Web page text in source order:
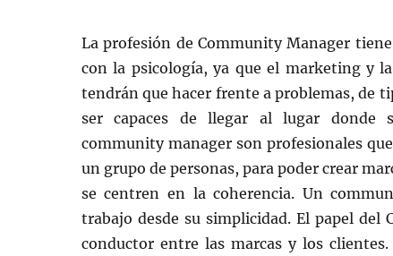
La profesión de Community Manager
con la psicología, ya que el marketing y
tendrán que hacer frente a problemas, de
ser capaces de llegar al lugar donde
community manager son profesionales
un grupo de personas, para poder crear
se centren en la coherencia. Un
trabajo desde su simplicidad. El papel del
conductor entre las marcas y los